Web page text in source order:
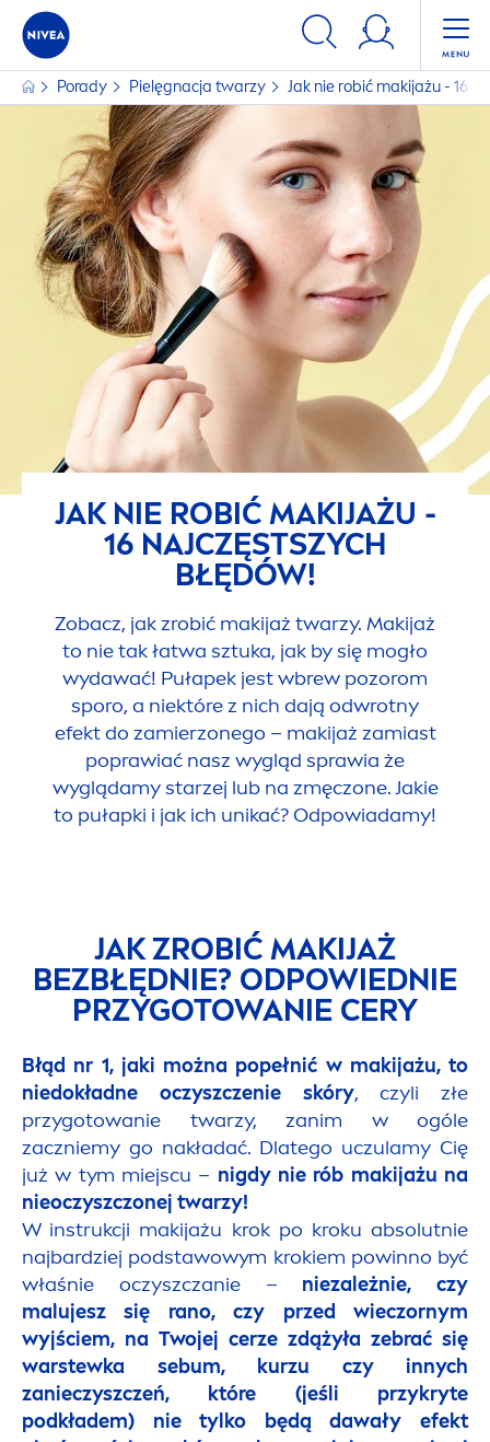
Porady Pielęgnacja twarzy Jak nie robić makijażu - 16
JAK NIE ROBIĆ MAKIJAŻU -
16 NAJCZĘSTSZYCH
BŁĘDÓW!
Zobacz, jak zrobić makijaż twarzy. Makijaż
to nie tak łatwa sztuka, jak by się mogło
wydawać! Pułapek jest wbrew pozorom
sporo, a niektóre z nich dają odwrotny
efekt do zamierzonego – makijaż zamiast
poprawiać nasz wygląd sprawia że
wyglądamy starzej lub na zmęczone. Jakie
to pułapki i jak ich unikać? Odpowiadamy!
JAK ZROBIĆ MAKIJAŻ
BEZBŁĘDNIE? ODPOWIEDNIE
PRZYGOTOWANIE CERY
Błąd nr 1, jaki można popełnić w makijażu, to
niedokładne oczyszczenie skóry, czyli złe
przygotowanie twarzy, zanim w ogóle
zaczniemy go nakładać. Dlatego uczulamy Cię
już w tym miejscu – nigdy nie rób makijażu na
nieoczyszczonej twarzy!
W instrukcji makijażu krok po kroku absolutnie
najbardziej podstawowym krokiem powinno być
właśnie oczyszczanie – niezależnie, czy
malujesz się rano, czy przed wieczornym
wyjściem, na Twojej cerze zdążyła zebrać się
warstewka sebum, kurzu czy innych
zanieczyszczeń, które (jeśli przykryte
podkładem) nie tylko będą dawały efekt